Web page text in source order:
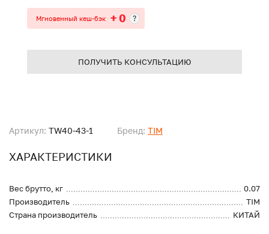
Артикул: TW40-43-1 Бренд: TIM
ХАРАКТЕРИСТИКИ
Вес брутто, кг
0.07
Производитель
TIM
Страна производитель
КИТАЙ
Мгновенный кеш-бэк + 0 ?
ПОЛУЧИТЬ КОНСУЛЬТАЦИЮ